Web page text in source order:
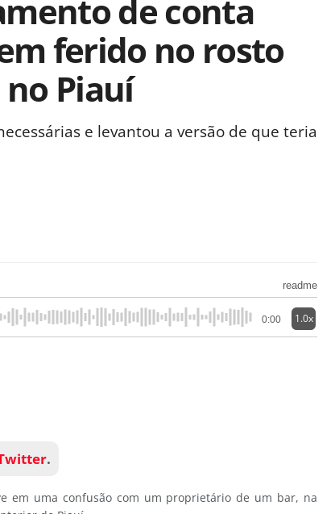
de conta
ferido no rosto
Piauí
e levantou a versão de que teria
readme
0:00 1.0x
.
em uma confusão com um proprietário de um bar, na